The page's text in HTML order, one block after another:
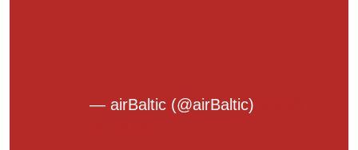
— airBaltic (@airBaltic)